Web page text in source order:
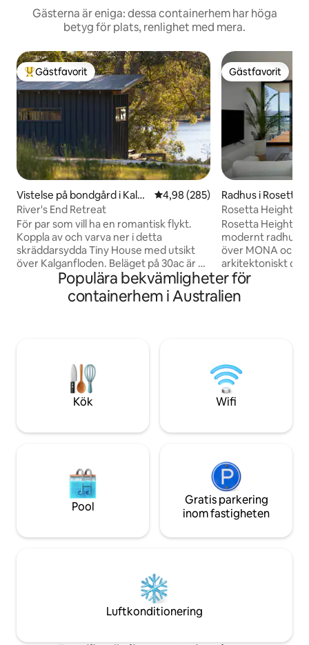
Gästerna är eniga: dessa containerhem har höga
betyg för plats, renlighet med mera.
Populär gästfavorit
Gästfavorit
Vistelse på bondgård i Kalga
n
4,98 av 5 i genomsnittligt
4,98 (285)
River's End Retreat
För par som vill ha en romantisk flykt.
Koppla av och varva ner i detta
skräddarsydda Tiny House med utsikt
över Kalganfloden. Beläget på 30ac är vi
en liten fungerande gård. Får, alpackor
och hästar betar hagarna och du kan till
och med få ett besök från någon av våra
Nära till vandringsleder, flod och
stränder kommer och utforskar allt
denna fantastiska region har att erbjuda.
Gästfavorit
Gästfavorit
Radhus i Rosetta
Rosetta Heights
Rosetta Heights
modernt radhus
över MONA och
arkitektoniskt
byggdes 2022
grupper eller en
minuters bilresa
närmar dig
fridfullt bushland,
att se några
Populära bekvämligheter för
containerhem i Australien
Kök Wifi
Pool
Gratis parkering
inom fastigheten
Luftkonditionering